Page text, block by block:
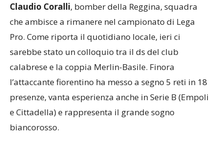
Claudio Coralli, bomber della Reggina, squadra
che ambisce a rimanere nel campionato di Lega
Pro. Come riporta il quotidiano locale, ieri ci
sarebbe stato un colloquio tra il ds del club
calabrese e la coppia Merlin-Basile. Finora
l’attaccante fiorentino ha messo a segno 5 reti in 18
presenze, vanta esperienza anche in Serie B (Empoli
e Cittadella) e rappresenta il grande sogno
biancorosso.